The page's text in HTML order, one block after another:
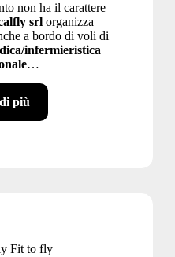
non ha il carattere
srlorganizza
a bordo di voli di
infermieristica
…
più